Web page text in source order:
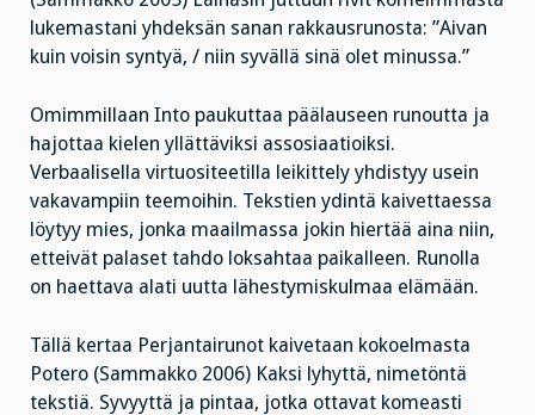
lukemastani yhdeksän sanan rakkausrunosta: ”Aivan
kuin voisin syntyä, / niin syvällä sinä olet minussa.”
Omimmillaan Into paukuttaa päälauseen runoutta ja
hajottaa kielen yllättäviksi assosiaatioiksi.
Verbaalisella virtuositeetilla leikittely yhdistyy usein
vakavampiin teemoihin. Tekstien ydintä kaivettaessa
löytyy mies, jonka maailmassa jokin hiertää aina niin,
etteivät palaset tahdo loksahtaa paikalleen. Runolla
on haettava alati uutta lähestymiskulmaa elämään.
Tällä kertaa Perjantairunot kaivetaan kokoelmasta
Potero (Sammakko 2006) Kaksi lyhyttä, nimetöntä
tekstiä. Syvyyttä ja pintaa, jotka ottavat komeasti